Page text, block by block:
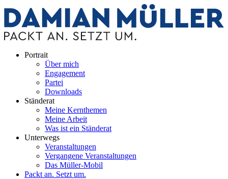
Portrait
Über mich
Engagement
Partei
Downloads
Ständerat
Meine Kernthemen
Meine Arbeit
Was ist ein Ständerat
Unterwegs
Veranstaltungen
Vergangene Veranstaltungen
Das Müller-Mobil
Packt an. Setzt um.